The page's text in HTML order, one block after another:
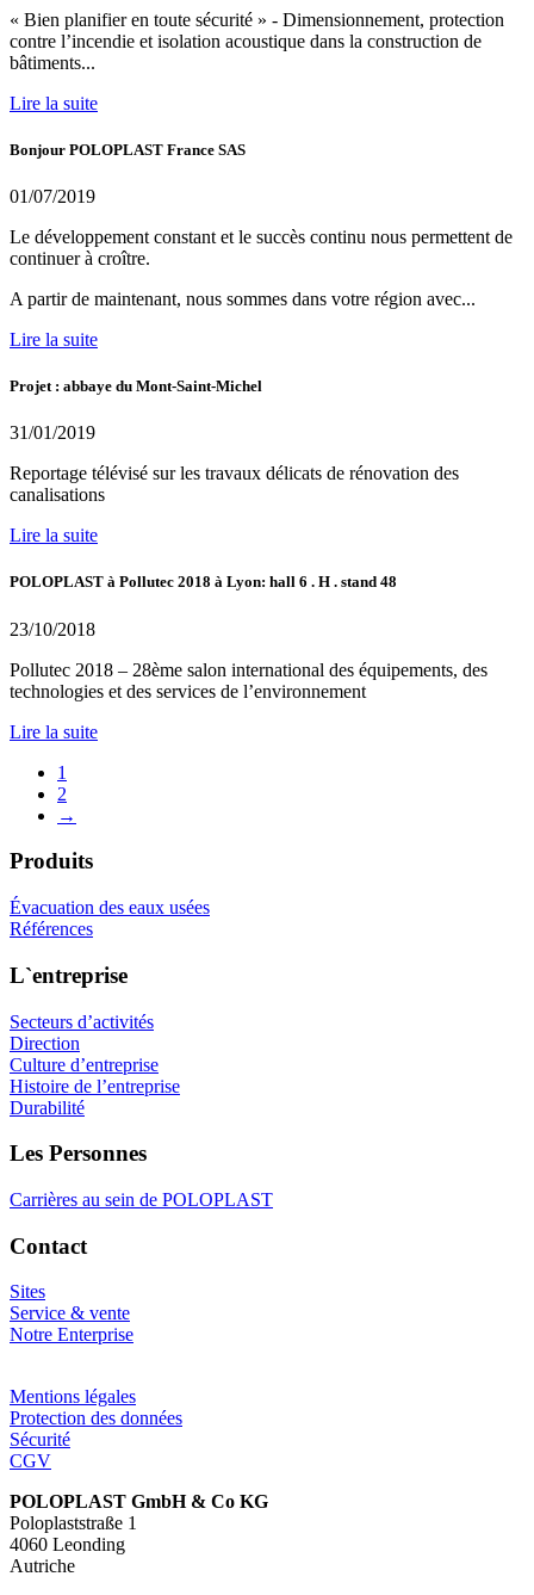
« Bien planifier en toute sécurité » - Dimensionnement, protection
contre l’incendie et isolation acoustique dans la construction de
bâtiments...
Lire la suite
Bonjour POLOPLAST France SAS
01/07/2019
Le développement constant et le succès continu nous permettent de
continuer à croître.
A partir de maintenant, nous sommes dans votre région avec...
Lire la suite
Projet : abbaye du Mont-Saint-Michel
31/01/2019
Reportage télévisé sur les travaux délicats de rénovation des
canalisations
Lire la suite
POLOPLAST à Pollutec 2018 à Lyon: hall 6 . H . stand 48
23/10/2018
Pollutec 2018 – 28ème salon international des équipements, des
technologies et des services de l’environnement
Lire la suite
1
2
→
Produits
Évacuation des eaux usées
Références
L`entreprise
Secteurs d’activités
Direction
Culture d’entreprise
Histoire de l’entreprise
Durabilité
Les Personnes
Carrières au sein de POLOPLAST
Contact
Sites
Service & vente
Notre Enterprise
Mentions légales
Protection des données
Sécurité
CGV
POLOPLAST GmbH & Co KG
Poloplaststraße 1
4060 Leonding
Autriche